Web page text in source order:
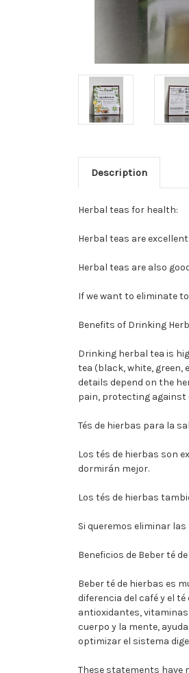
Description
Herbal teas for health:
Herbal teas are
Herbal teas are also
If we want to eliminate
Benefits of Drinking
Drinking herbal tea is
tea (black, white,
details depend on the
pain, protecting against
Tés de hierbas para la
Los tés de hierbas son
dormirán mejor.
Los tés de hierbas
Si queremos eliminar
Beneficios de Beber té
Beber té de hierbas es
diferencia del café y el
antioxidantes,
cuerpo y la mente,
optimizar el sistema
These statements have